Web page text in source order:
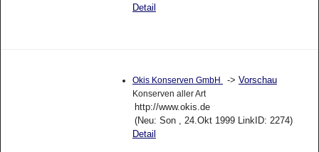
Detail
Okis Konserven GmbH -> Vorschau
Konserven aller Art
http://www.okis.de
(Neu: Son , 24.Okt 1999 LinkID: 2274)
Detail